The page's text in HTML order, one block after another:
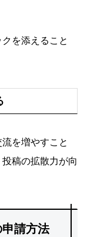
を添えること
を増やすこと
稿の拡散力が向
請方法